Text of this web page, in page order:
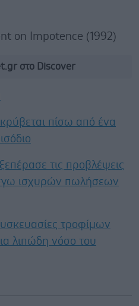
on Impotence (1992)
στο Discover
πίσω από ένα
τις προβλέψεις
ισχυρών πωλήσεων
τροφίμων
λιπώδη νόσο του